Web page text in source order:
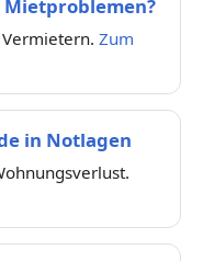
Mietproblemen?
Zum
in Notlagen